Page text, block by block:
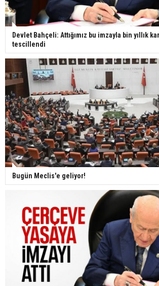
Devlet Bahçeli: Attığımız bu imzayla bin yıllık
tescillendi
Bugün Meclis'e geliyor!